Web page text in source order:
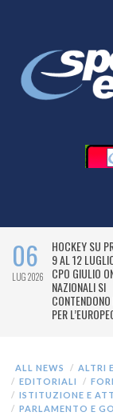
06
LUG 2026
HOCKEY SU
9 AL 12
CPO GIULIO
NAZIONALI SI
PER
ALL NEWS ALTRI
EDITORIALI
ISTITUZIONE E
PARLAMENTO E